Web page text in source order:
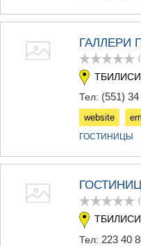
СВАНЕТИЯ
ЗУГДИДИ
ЦАЛЕНДЖИХА
АНАКЛИА
САМЦХЕ-ДЖАВАХЕТИ
АХАЛКАЛАКИ
ГАЛЛЕРИ
ТБИЛИСИ.
Тел: (551)
website
ГОСТИНИЦЫ
Тел: 223 40